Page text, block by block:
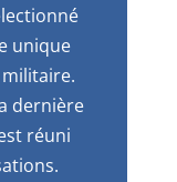
unique
militaire.
dernière
réuni